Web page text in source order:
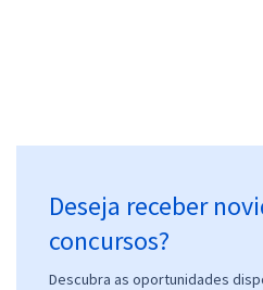
Deseja receber
concursos?
Descubra as oportunidades